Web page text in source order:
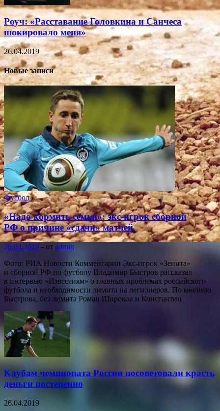
Роуч: «Расставание Головкина и Санчеса
шокировало меня»
26.04.2019
Новые записи
Футбол
«Надо кормить семьи»: экс-игрок сборной
РФ о причине «сдачи» матчей
26.04.2019 - от admin
Фото: РИА Новости Комментарии Экс-игрок «Зенита»
и сборной РФ по футболу Владимир Быстров рассказал
в интервью «Известиям» о главных проблемах российского
футбола и необходимости лимита на легионеров. По мнению
Быстрова, без лимита Роман Широков и Константин
Клубам чемпионата России посоветовали красть
деньги постепенно
26.04.2019